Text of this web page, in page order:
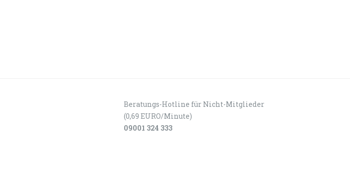
Beratungs-Hotline für Nicht-Mitglieder
(0,69 EURO/Minute)
09001 324 333